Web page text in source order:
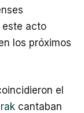
este acto
los próximos
el
Irak cantaban